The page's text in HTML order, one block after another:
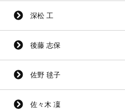
深松 工
後藤 志保
佐野 毬子
佐々木 凜